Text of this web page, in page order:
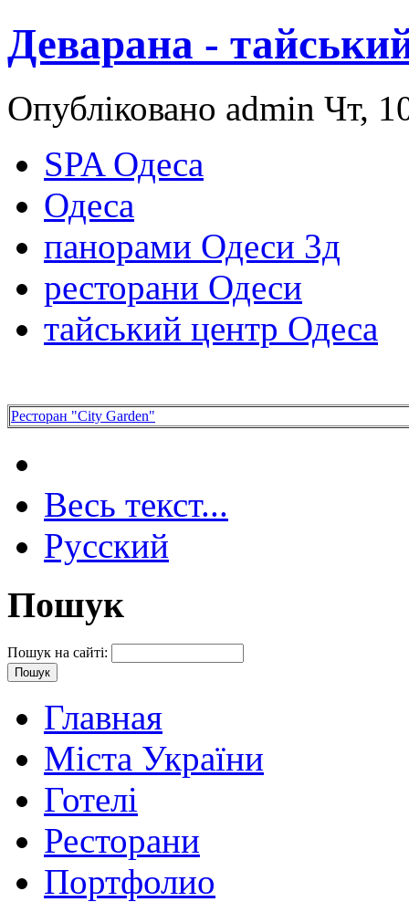
Деварана -
Опубліковано admin Чт,
SPA Одеса
Одеса
панорами Одеси 3д
ресторани Одеси
тайський центр Одеса
Ресторан "City Garden"
Весь текст...
Русский
Пошук
Пошук на сайті:
Главная
Міста України
Готелі
Ресторани
Портфолио